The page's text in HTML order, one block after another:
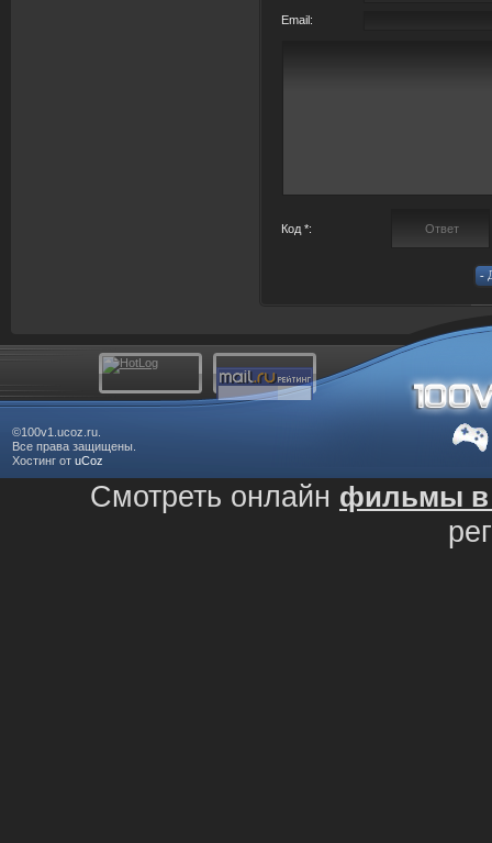
Email:
Код *:
©100v1.ucoz.ru.
Все права защищены.
Хостинг от uCoz
Смотреть онлайн фильмы в